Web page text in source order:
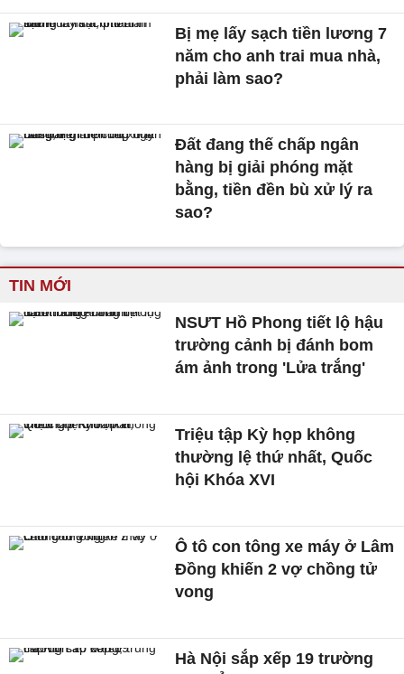
Bị mẹ lấy sạch tiền lương 7
năm cho anh trai mua nhà,
phải làm sao?
Đất đang thế chấp ngân
hàng bị giải phóng mặt
bằng, tiền đền bù xử lý ra
sao?
TIN MỚI
NSƯT Hồ Phong tiết lộ hậu
trường cảnh bị đánh bom
ám ảnh trong 'Lửa trắng'
Triệu tập Kỳ họp không
thường lệ thứ nhất, Quốc
hội Khóa XVI
Ô tô con tông xe máy ở Lâm
Đồng khiến 2 vợ chồng tử
vong
Hà Nội sắp xếp 19 trường